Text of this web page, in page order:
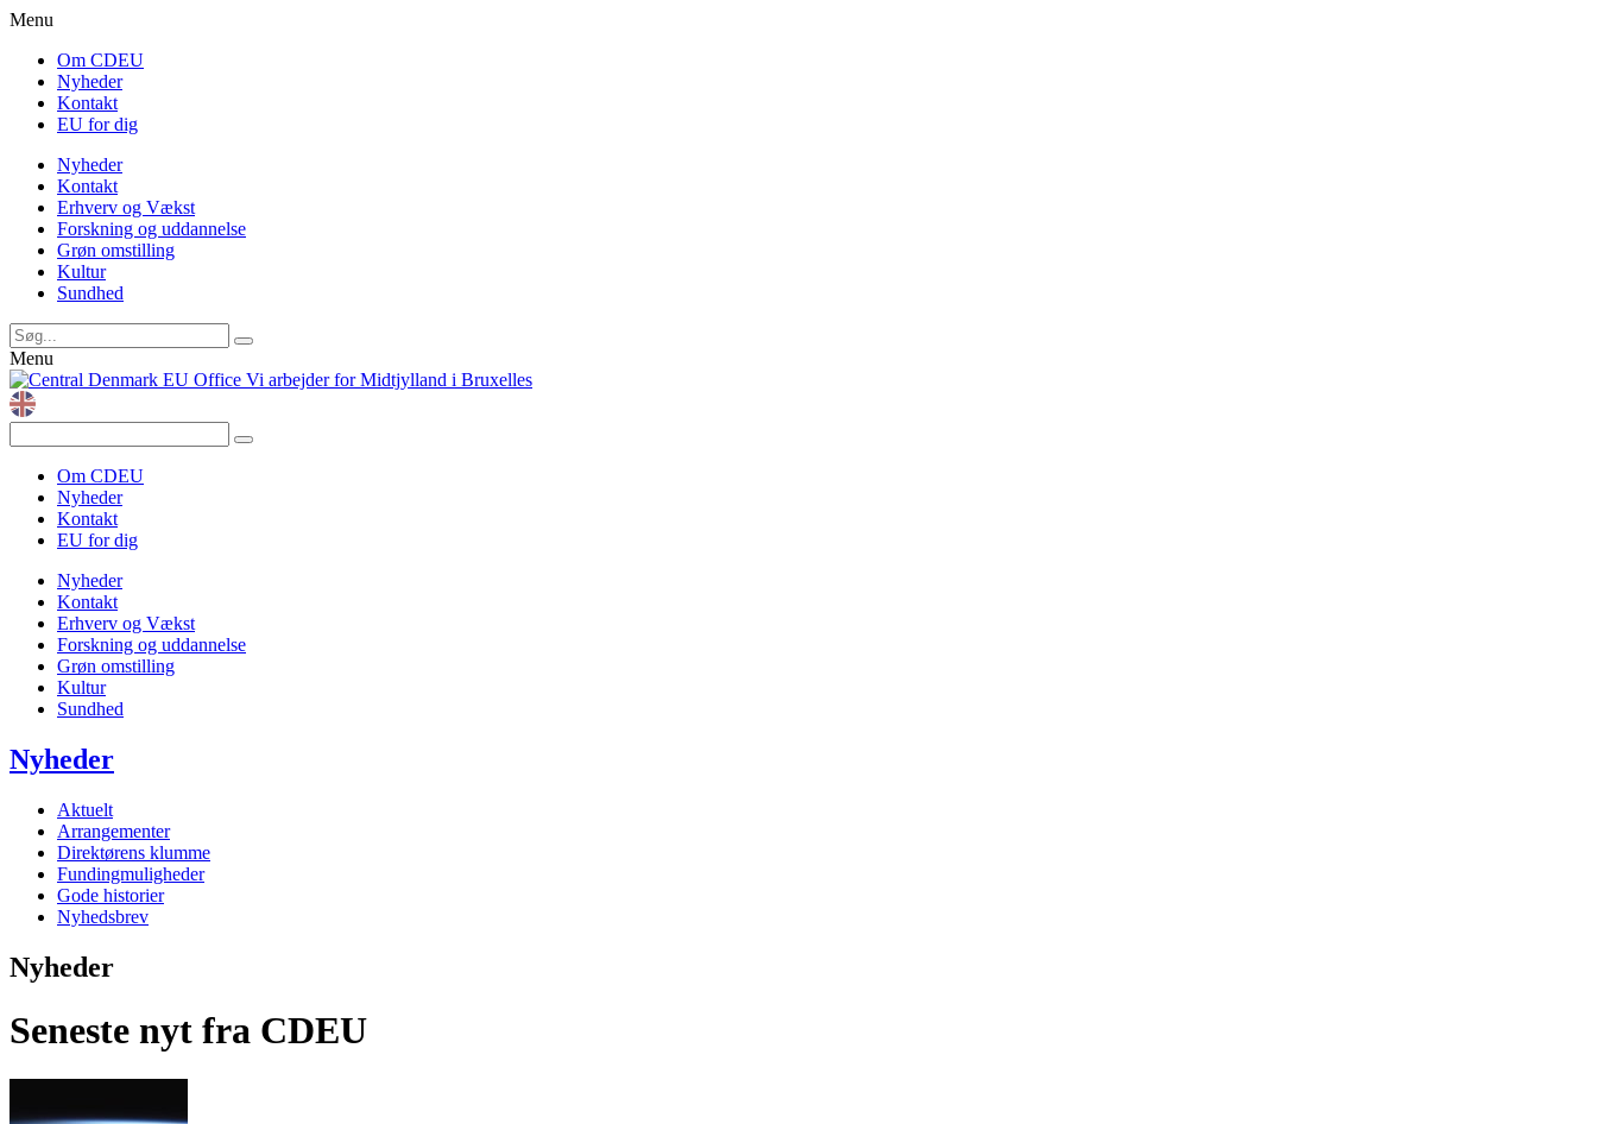
Menu
Om CDEU
Nyheder
Kontakt
EU for dig
Nyheder
Kontakt
Erhverv og Vækst
Forskning og uddannelse
Grøn omstilling
Kultur
Sundhed
Menu
Vi arbejder for Midtjylland i Bruxelles
Om CDEU
Nyheder
Kontakt
EU for dig
Nyheder
Kontakt
Erhverv og Vækst
Forskning og uddannelse
Grøn omstilling
Kultur
Sundhed
Nyheder
Aktuelt
Arrangementer
Direktørens klumme
Fundingmuligheder
Gode historier
Nyhedsbrev
Nyheder
Seneste nyt fra CDEU